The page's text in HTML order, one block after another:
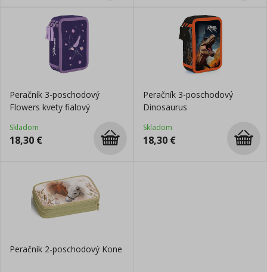
Peračník 3-poschodový
Flowers kvety fialový
Skladom
18,30 €
Peračník 3-poschodový
Dinosaurus
Skladom
18,30 €
Peračník 2-poschodový Kone